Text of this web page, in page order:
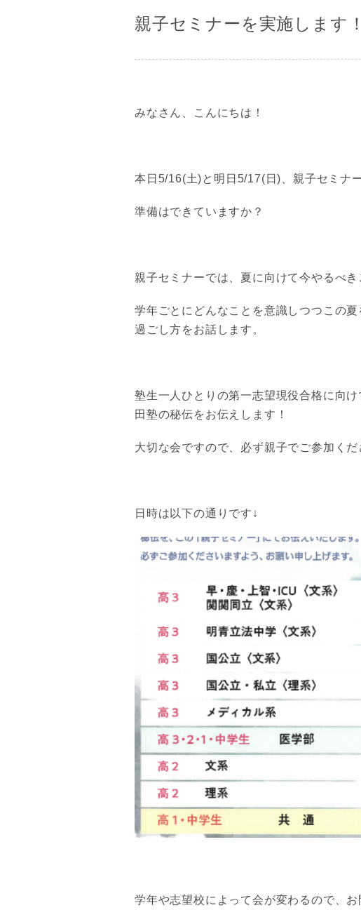
親子セミナーを実施します
みなさん、こんにちは！
本日5/16(土)と明日5/17(日)、親子セミナ
準備はできていますか？
親子セミナーでは、夏に向けて今やるべき
学年ごとにどんなことを意識しつつこの
過ごし方をお話します。
塾生一人ひとりの第一志望現役合格に向
田塾の秘伝をお伝えします！
大切な会ですので、必ず親子でご参加くだ
日時は以下の通りです↓
学年や志望校によって会が変わるので、